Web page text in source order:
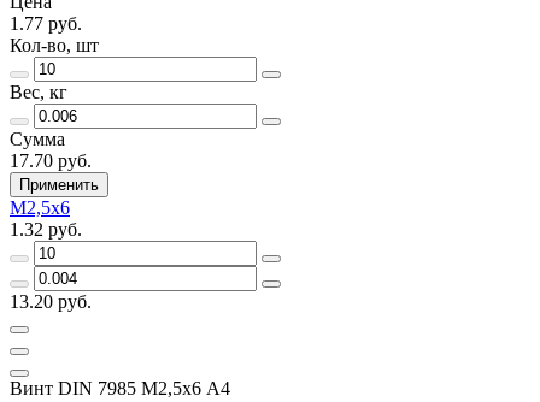
1.77 руб.
Кол-во, шт
Вес, кг
Сумма
17.70 руб.
Применить
М2,5х6
1.32 руб.
13.20 руб.
Винт DIN 7985 М2,5х6 A4